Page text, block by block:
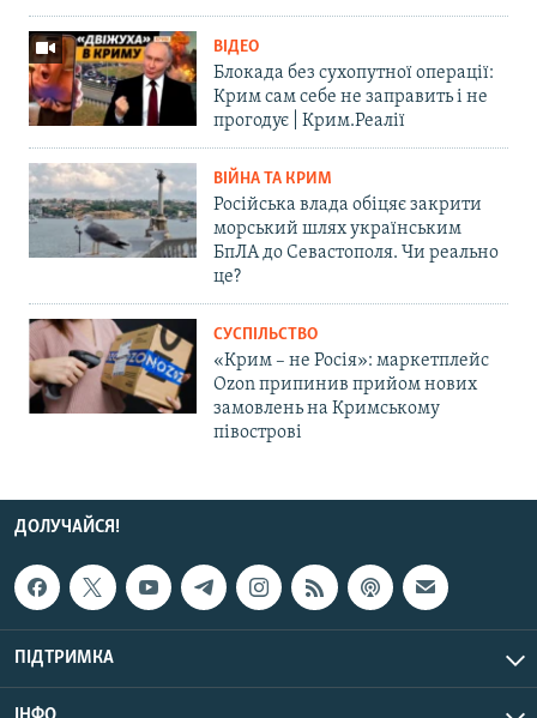
ВІДЕО
Блокада без сухопутної операції:
Крим сам себе не заправить і не
прогодує | Крим.Реалії
ВІЙНА ТА КРИМ
Російська влада обіцяє закрити
морський шлях українським
БпЛА до Севастополя. Чи реально
це?
СУСПІЛЬСТВО
«Крим – не Росія»: маркетплейс
Ozon припинив прийом нових
замовлень на Кримському
півострові
ДОЛУЧАЙСЯ!
ПІДТРИМКА